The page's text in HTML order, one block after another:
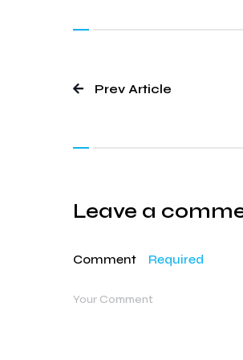
Prev Article
Leave a
Comment Required